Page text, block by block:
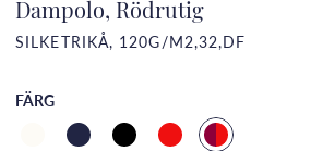
Dampolo, Rödrutig
SILKETRIKÅ, 120G/M2,32,DF
FÄRG